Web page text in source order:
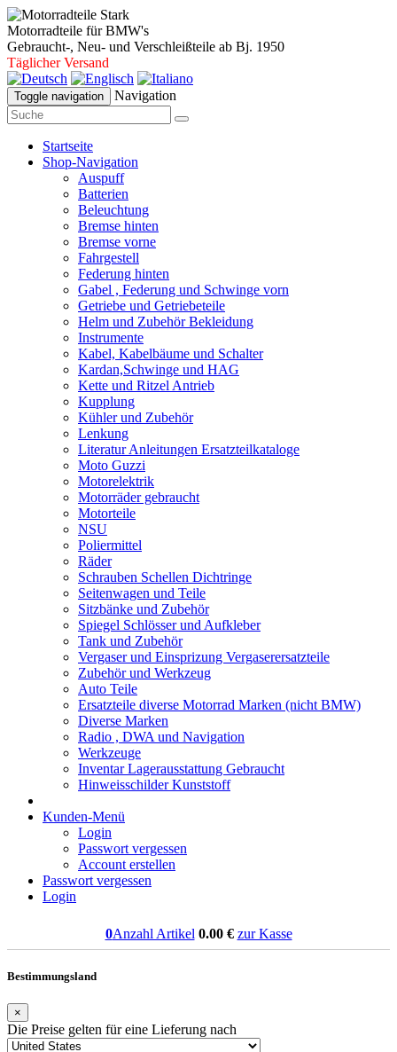
Motorradteile für BMW's
Gebraucht-, Neu- und Verschleißteile ab Bj. 1950
Täglicher Versand
Toggle navigation Navigation
Startseite
Shop-Navigation
Auspuff
Batterien
Beleuchtung
Bremse hinten
Bremse vorne
Fahrgestell
Federung hinten
Gabel , Federung und Schwinge vorn
Getriebe und Getriebeteile
Helm und Zubehör Bekleidung
Instrumente
Kabel, Kabelbäume und Schalter
Kardan,Schwinge und HAG
Kette und Ritzel Antrieb
Kupplung
Kühler und Zubehör
Lenkung
Literatur Anleitungen Ersatzteilkataloge
Moto Guzzi
Motorelektrik
Motorräder gebraucht
Motorteile
NSU
Poliermittel
Räder
Schrauben Schellen Dichtringe
Seitenwagen und Teile
Sitzbänke und Zubehör
Spiegel Schlösser und Aufkleber
Tank und Zubehör
Vergaser und Einsprizung Vergaserersatzteile
Zubehör und Werkzeug
Auto Teile
Ersatzteile diverse Motorrad Marken (nicht BMW)
Diverse Marken
Radio , DWA und Navigation
Werkzeuge
Inventar Lagerausstattung Gebraucht
Hinweisschilder Kunststoff
Kunden-Menü
Login
Passwort vergessen
Account erstellen
Passwort vergessen
Login
0Anzahl Artikel 0.00€ zur Kasse
Bestimmungsland
×
Die Preise gelten für eine Lieferung nach